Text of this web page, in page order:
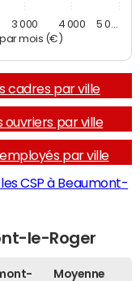
mois (€)
3 000 4 000 5 0…
cadres par ville
ouvriers par ville
par ville
CSP à Beaumont-
le-Roger
Moyenne